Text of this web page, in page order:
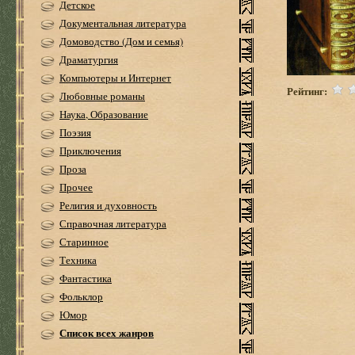
Детское
Документальная литература
Домоводство (Дом и семья)
Драматургия
Компьютеры и Интернет
Любовные романы
Наука, Образование
Поэзия
Приключения
Проза
Прочее
Религия и духовность
Справочная литература
Старинное
Техника
Фантастика
Фольклор
Юмор
Список всех жанров
Рейтинг: